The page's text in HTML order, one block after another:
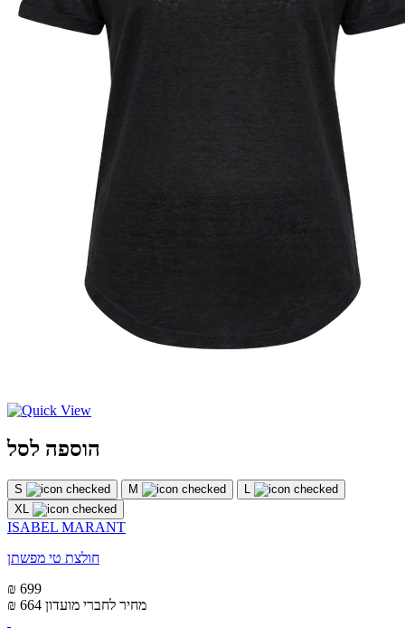
הוספה לסל
S M
L
XL
ISABEL MARANT
חולצת טי מפשתן
₪ 699
₪ 664 מחיר לחברי מועדון